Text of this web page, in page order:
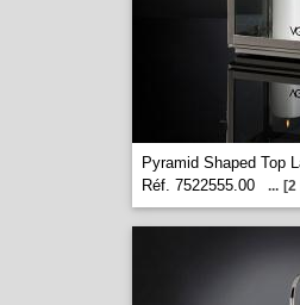
Pyramid Shaped Top
Réf. 7522555.00
...